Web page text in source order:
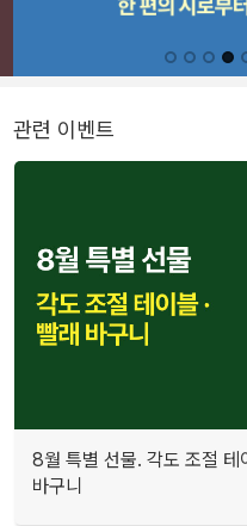
관련 이벤트
8월 특별 선물. 각도 조절 테
바구니